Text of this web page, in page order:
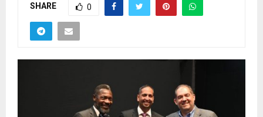
SHARE 0